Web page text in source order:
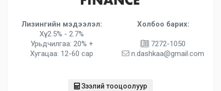
Лизингийн мэдээлэл:
Хүү: 2.5% - 2.7%
Урьдчилгаа: 20% +
Хугацаа: 12-60 сар
Холбоо барих:
7272-1050
n.dashkaa@gmail.com
Зээлий тооцоолуур